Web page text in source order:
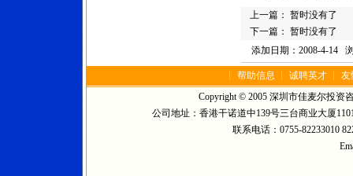
上一篇： 暂时没有了
下一篇： 暂时没有了
添加日期：2008-4-14
┊ 帮助信息 ┊ 诚聘英才 ┊ 友
Copyright © 2005 深圳市佳麦尔投资
公司地址：香港干诺道中139号三台商业大厦
联系电话：0755-82233010